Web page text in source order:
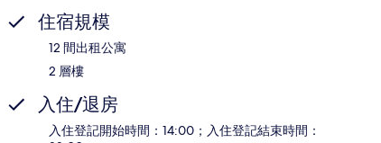
住宿規模
12 間出租公寓
2 層樓
入住/退房
入住登記開始時間：14:00；入住登記結束時間：